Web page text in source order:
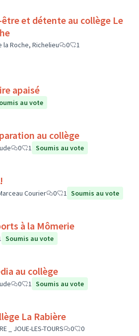
et détente au collège Le
Roche, Richelieu 0
1
apaisé
au vote
au collège
0 1 Soumis au vote
Courier 0 1 Soumis au vote
à la Mômerie
Soumis au vote
au collège
0 1 Soumis au vote
La Rabière
_ JOUE-LES-TOURS 0
0